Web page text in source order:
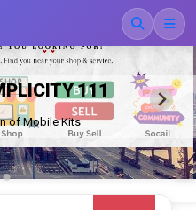
111
of Mobile Kits.